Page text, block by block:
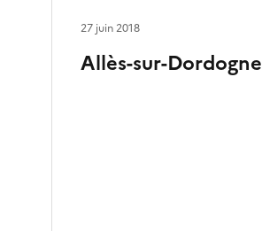
Allès-sur-Dordogne
27 juin 2018